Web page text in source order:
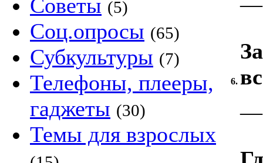
Советы (5)
Соц.опросы (65)
Субкультуры (7)
Телефоны, плееры,
гаджеты (30)
Темы для взрослых
6.
—